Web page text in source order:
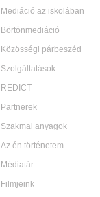
Mediáció az iskolában
Börtönmediáció
Közösségi párbeszéd
Szolgáltatások
REDICT
Partnerek
Szakmai anyagok
Az én történetem
Médiatár
Filmjeink